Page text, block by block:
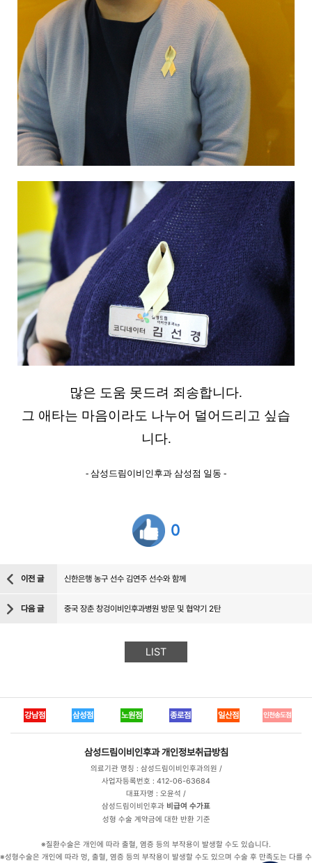
많은 도움 못드려 죄송합니다.
그 애타는 마음이라도 나누어 덜어드리고 싶습
니다.
- 삼성드림이비인후과 삼성점 일동 -
0
이전 글 신한은행 농구 선수 김연주 선수와 함께
다음 글 중국 장춘 창겅이비인후과병원 방문 및 협약기 2탄
LIST
강남점 삼성점 노원점 종로점 일산점 인천송도점
삼성드림이비인후과 개인정보취급방침
의료기관 명칭 : 삼성드림이비인후과의원 /
사업자등록번호 : 412-06-63684
대표자명 : 오윤석 /
삼성드림이비인후과 비급여 수가표
성형 수술 계약금에 대한 반환 기준
※질환수술은 개인에 따라 출혈, 염증 등의 부작용이 발생할 수도 있습니다.
※성형수술은 개인에 따라 멍, 출혈, 염증 등의 부작용이 발생할 수도 있으며 수술 후 만족도는 다를 수